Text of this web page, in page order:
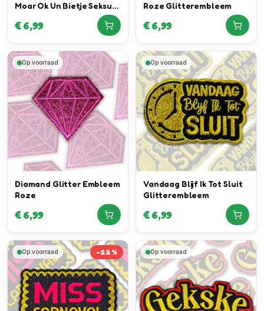
Moar Ok Un Bietje Seksual
€6,99
Roze Glitterembleem
€6,99
Op voorraad
Diamand Glitter Embleem
Roze
€6,99
Op voorraad
Vandaag Blijf Ik Tot Sluit
Glitterembleem
€6,99
Op voorraad -22 % Op voorraad